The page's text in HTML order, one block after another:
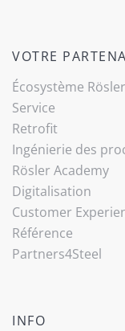
VOTRE
Écosystème Rösler
Service
Retrofit
Ingénierie des
Rösler Academy
Digitalisation
Customer
Référence
Partners4Steel
INFO